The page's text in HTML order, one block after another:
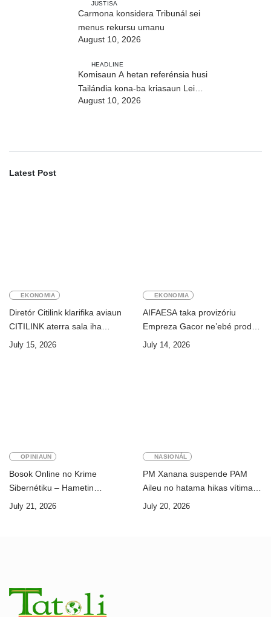
JUSTISA
Carmona konsidera Tribunál sei
menus rekursu umanu
August 10, 2026
HEADLINE
Komisaun A hetan referénsia husi
Tailándia kona-ba kriasaun Lei
Siberkrime
August 10, 2026
Latest Post
EKONOMIA
Diretór Citilink klarifika aviaun
CITILINK aterra sala iha
Aeroportu Komoro ne’e
July 15, 2026
EKONOMIA
AIFAESA taka provizóriu
Empreza Gacor ne’ebé prodús
“pentolan”
July 14, 2026
OPINIAUN
Bosok Online no Krime
Sibernétiku – Hametin
Seguransa Dijitál ba Futuru
July 21, 2026
NASIONÁL
PM Xanana suspende PAM
Aileu no hatama hikas vítima
AMA ba servisu
July 20, 2026